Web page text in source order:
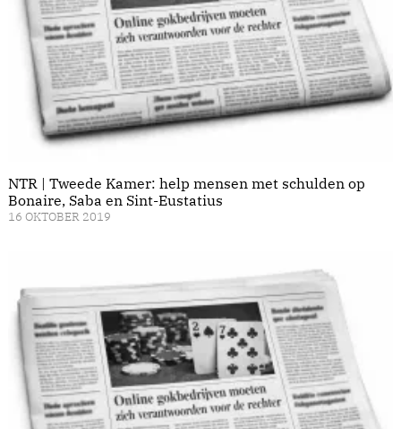
NTR | Tweede Kamer: help mensen met schulden op
Bonaire, Saba en Sint-Eustatius
16 OKTOBER 2019